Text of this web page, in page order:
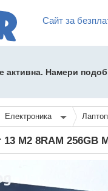
Сайт за
активна. Намери
Електроника
M2 8RAM